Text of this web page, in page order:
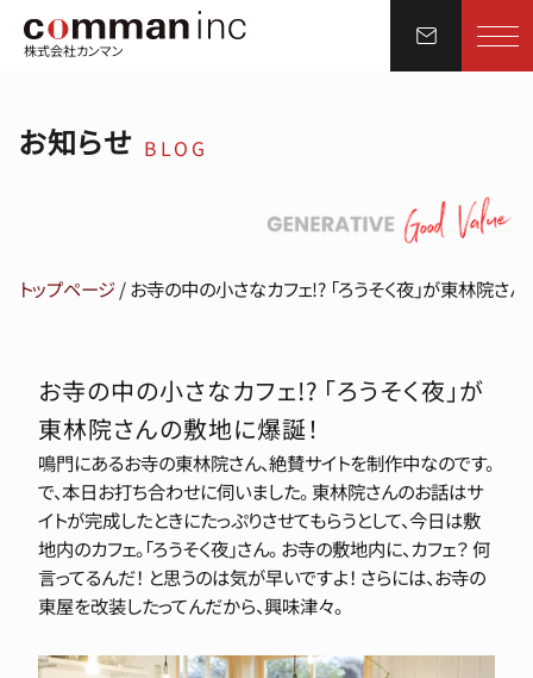
株式会社カンマン
お知らせ BLOG
トップページ/お寺の中の小さなカフェ!? 「ろうそく夜」が東林院さ
お寺の中の小さなカフェ!? 「ろうそく夜」が
東林院さんの敷地に爆誕！
鳴門にあるお寺の東林院さん、絶賛サイトを制作中なのです。
で、本日お打ち合わせに伺いました。 東林院さんのお話はサ
イトが完成したときにたっぷりさせてもらうとして、今日は敷
地内のカフェ。「ろうそく夜」さん。 お寺の敷地内に、カフェ？ 何
言ってるんだ！ と思うのは気が早いですよ！ さらには、お寺の
東屋を改装したってんだから、興味津々。